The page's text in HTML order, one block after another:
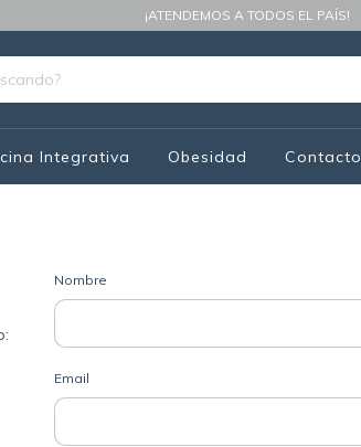
¡ATENDEMOS A TODOS EL PAÍS!
Integrativa Obesidad Contacto
Nombre
Email